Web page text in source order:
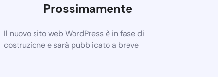
Prossimamente
Il nuovo sito web WordPress è in fase di
costruzione e sarà pubblicato a breve